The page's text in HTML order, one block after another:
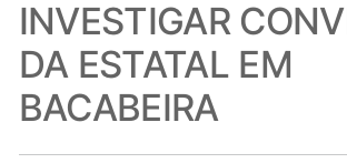
INVESTIGAR
DA ESTATAL EM
BACABEIRA